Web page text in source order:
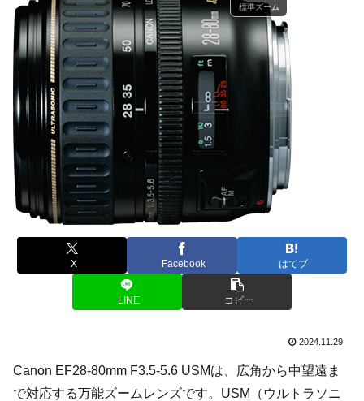
標準ズーム
X Facebook はてブ
LINE コピー
2024.11.29
Canon EF28-80mm F3.5-5.6 USMは、広角から中望遠ま
で対応する万能ズームレンズです。USM（ウルトラソニ